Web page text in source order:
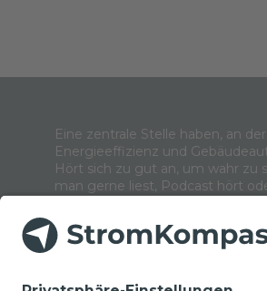
Eine zentrale Stelle haben, an
Energieeffizienz und
Hört sich zu gut an, um wahr zu
man gerne liest, Podcast hört